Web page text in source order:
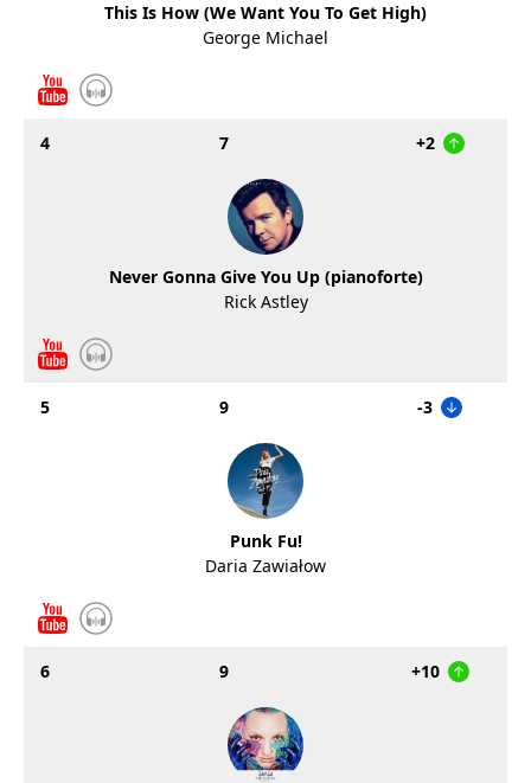
This Is How (We Want You To Get High)
George Michael
4 7 +2
Never Gonna Give You Up (pianoforte)
Rick Astley
5 9 -3
Punk Fu!
Daria Zawiałow
6 9 +10